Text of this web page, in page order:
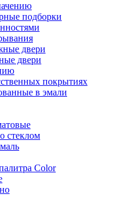
подборки
двери
двери
покрытиях
в эмали
стеклом
Color